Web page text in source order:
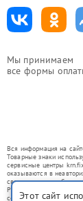
Мы принимаем
все формы
Вся информация на
Товарные знаки
сервисные центры
оказываются в
связаны с
Ремонт осуществляется
со статьей 1487 ГК РФ.
Этот сайт